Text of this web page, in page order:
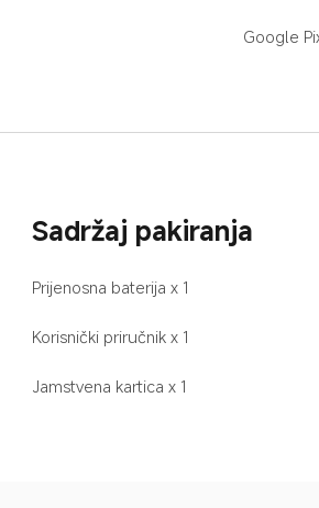
Google
Sadržaj pakiranja
Prijenosna baterija x 1
Korisnički priručnik x 1
Jamstvena kartica x 1